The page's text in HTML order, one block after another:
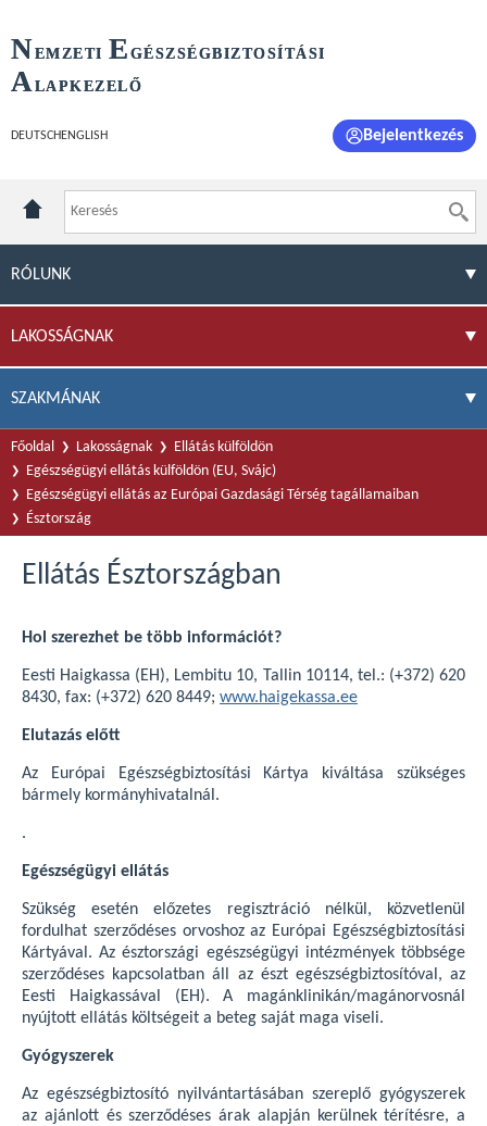
NEMZETI E GÉSZSÉGBIZTOSÍTÁSI
ALAPKEZELŐ
DEUTSCH ENGLISH Bejelentkezés
RÓLUNK
LAKOSSÁGNAK
SZAKMÁNAK
Főoldal Lakosságnak
Ellátás külföldön
Egészségügyi ellátás külföldön (EU, Svájc)
Egészségügyi ellátás az Európai Gazdasági Térség tagállamaiban
Észtország
Ellátás Észtországban
Hol szerezhet be több információt?
Eesti Haigkassa (EH), Lembitu 10, Tallin 10114, tel.: (+372) 620
8430, fax: (+372) 620 8449; www.haigekassa.ee
Elutazás előtt
Az Európai Egészségbiztosítási Kártya kiváltása szükséges
bármely kormányhivatalnál.
.
Egészségügyi ellátás
Szükség esetén előzetes regisztráció nélkül, közvetlenül
fordulhat szerződéses orvoshoz az Európai Egészségbiztosítási
Kártyával. Az észtországi egészségügyi intézmények többsége
szerződéses kapcsolatban áll az észt egészségbiztosítóval, az
Eesti Haigkassával (EH). A magánklinikán/magánorvosnál
nyújtott ellátás költségeit a beteg saját maga viseli.
Gyógyszerek
Az egészségbiztosító nyilvántartásában szereplő gyógyszerek
az ajánlott és szerződéses árak alapján kerülnek térítésre, a